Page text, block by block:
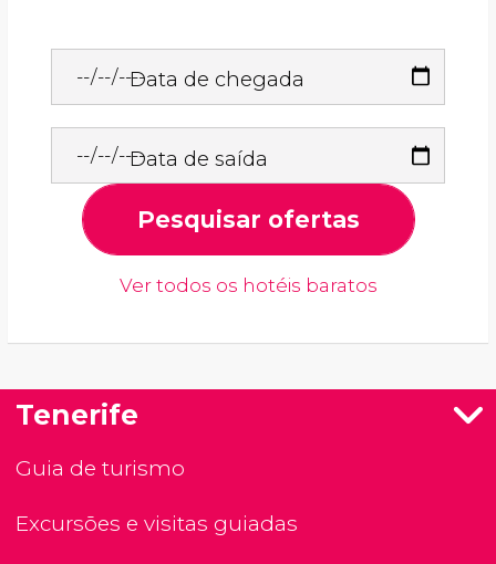
Data de chegada
Data de saída
Pesquisar ofertas
Ver todos os hotéis baratos
Tenerife
Guia de turismo
Excursões e visitas guiadas